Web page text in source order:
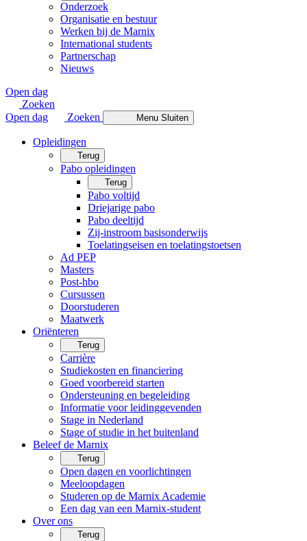
Onderzoek
Organisatie en bestuur
Werken bij de Marnix
International students
Partnerschap
Nieuws
Open dag
Zoeken
Open dag
Zoeken Menu Sluiten
Opleidingen
Terug
Pabo opleidingen
Terug
Pabo voltijd
Driejarige pabo
Pabo deeltijd
Zij-instroom basisonderwijs
Toelatingseisen en toelatingstoetsen
Ad PEP
Masters
Post-hbo
Cursussen
Doorstuderen
Maatwerk
Oriënteren
Terug
Carrière
Studiekosten en financiering
Goed voorbereid starten
Ondersteuning en begeleiding
Informatie voor leidinggevenden
Stage in Nederland
Stage of studie in het buitenland
Beleef de Marnix
Terug
Open dagen en voorlichtingen
Meeloopdagen
Studeren op de Marnix Academie
Een dag van een Marnix-student
Over ons
Terug